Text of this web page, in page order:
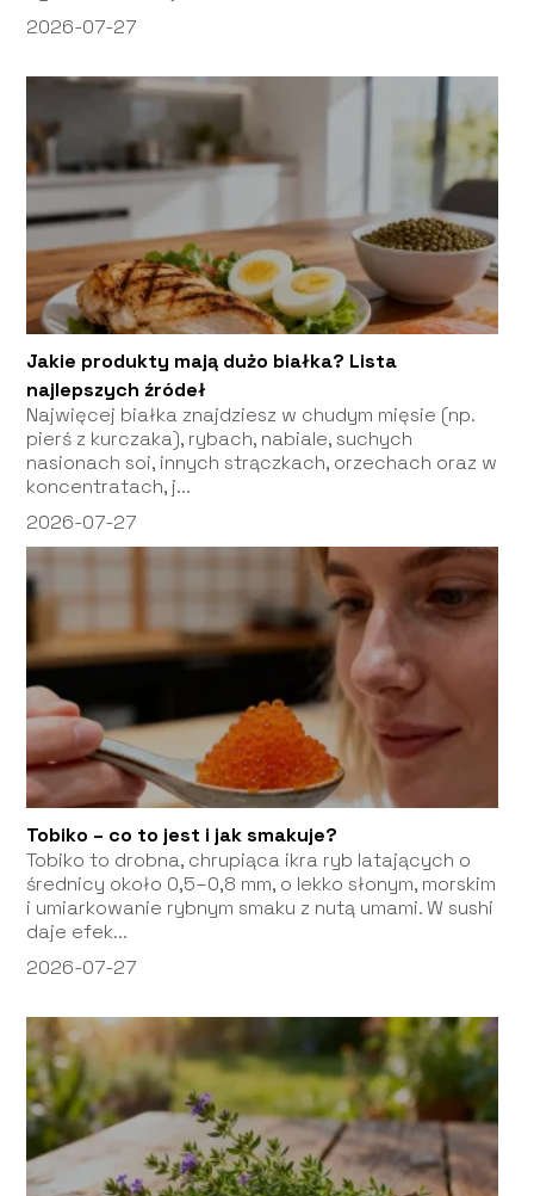
2026-07-27
Jakie produkty mają dużo białka? Lista
najlepszych źródeł
Najwięcej białka znajdziesz w chudym mięsie (np.
pierś z kurczaka), rybach, nabiale, suchych
nasionach soi, innych strączkach, orzechach oraz w
koncentratach, j...
2026-07-27
Tobiko – co to jest i jak smakuje?
Tobiko to drobna, chrupiąca ikra ryb latających o
średnicy około 0,5–0,8 mm, o lekko słonym, morskim
i umiarkowanie rybnym smaku z nutą umami. W sushi
daje efek...
2026-07-27